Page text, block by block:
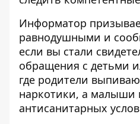
Информатор
равнодушными и
если вы стали
обращения с детьми
где родители
наркотики, а малыши
антисанитарных